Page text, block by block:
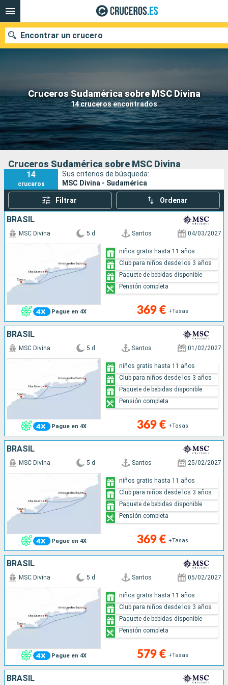
Cruceros Sudamérica sobre MSC Divina
14 cruceros encontrados
Encontrar un crucero
Nuestros destinos
Fecha de salida
Puertos Compañías
Buscar
Cruceros Sudamérica sobre MSC Divina
14
cruceros
Sus criterios de búsqueda:
MSC Divina - Sudamérica
Filtrar Ordenar
BRASIL
Pague en 4X
MSC Divina 5 d Santos 04/03/2027
369 € +Tasas
niños gratis hasta 11 años
Club para niños desde los 3 años
Paquete de bebidas disponible
Pensión completa
BRASIL
Pague en 4X
MSC Divina 5 d Santos 01/02/2027
369 € +Tasas
niños gratis hasta 11 años
Club para niños desde los 3 años
Paquete de bebidas disponible
Pensión completa
BRASIL
Pague en 4X
MSC Divina 5 d Santos 25/02/2027
369 € +Tasas
niños gratis hasta 11 años
Club para niños desde los 3 años
Paquete de bebidas disponible
Pensión completa
BRASIL
Pague en 4X
MSC Divina 5 d Santos 05/02/2027
579 € +Tasas
niños gratis hasta 11 años
Club para niños desde los 3 años
Paquete de bebidas disponible
Pensión completa
BRASIL